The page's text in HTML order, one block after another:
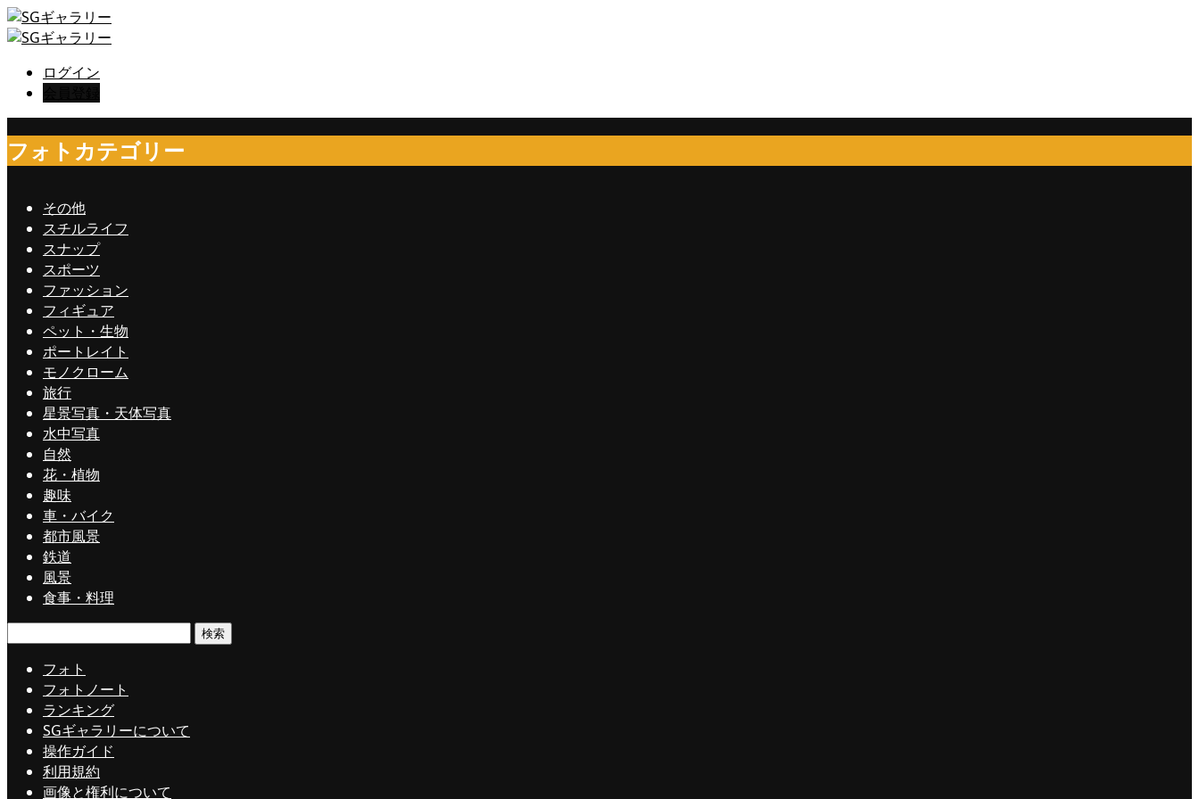
ログイン
フォトカテゴリー
その他
スチルライフ
スナップ
スポーツ
ファッション
フィギュア
ペット・生物
ポートレイト
モノクローム
旅行
星景写真・天体写真
水中写真
自然
花・植物
趣味
車・バイク
都市風景
鉄道
風景
食事・料理
フォト
フォトノート
ランキング
SGギャラリーについて
操作ガイド
利用規約
画像と権利について